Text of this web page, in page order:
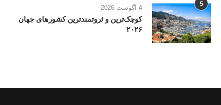
5 4 آگوست 2026
کوچک‌ترین و ثروتمندترین کشورهای جهان
۲۰۲۶